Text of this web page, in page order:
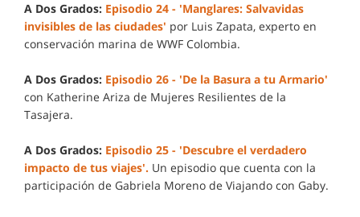
A Dos Grados: Episodio 24 - 'Manglares: Salvavidas
invisibles de las ciudades' por Luis Zapata, experto en
conservación marina de WWF Colombia.
A Dos Grados: Episodio 26 - 'De la Basura a tu Armario'
con Katherine Ariza de Mujeres Resilientes de la
Tasajera.
A Dos Grados: Episodio 25 - 'Descubre el verdadero
impacto de tus viajes'. Un episodio que cuenta con la
participación de Gabriela Moreno de Viajando con Gaby.